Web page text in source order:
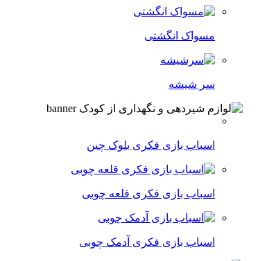
مسواک انگشتی
سر شیشه
اسباب بازی فکری بلوک چین
اسباب بازی فکری قلعه چوبی
اسباب بازی فکری آدمک چوبی